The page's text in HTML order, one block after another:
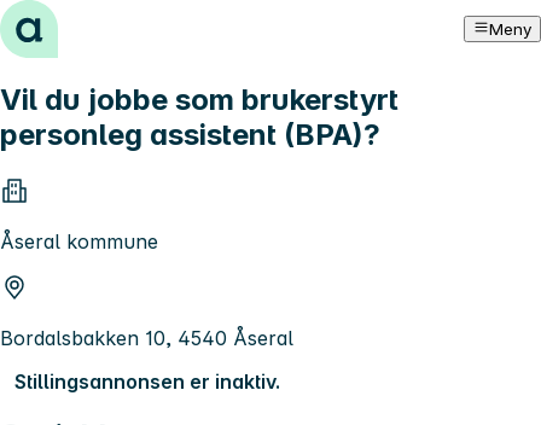
Hopp til innhold Meny
Vil du jobbe som brukerstyrt
personleg assistent (BPA)?
Åseral kommune
Bordalsbakken 10, 4540 Åseral
Stillingsannonsen er inaktiv.